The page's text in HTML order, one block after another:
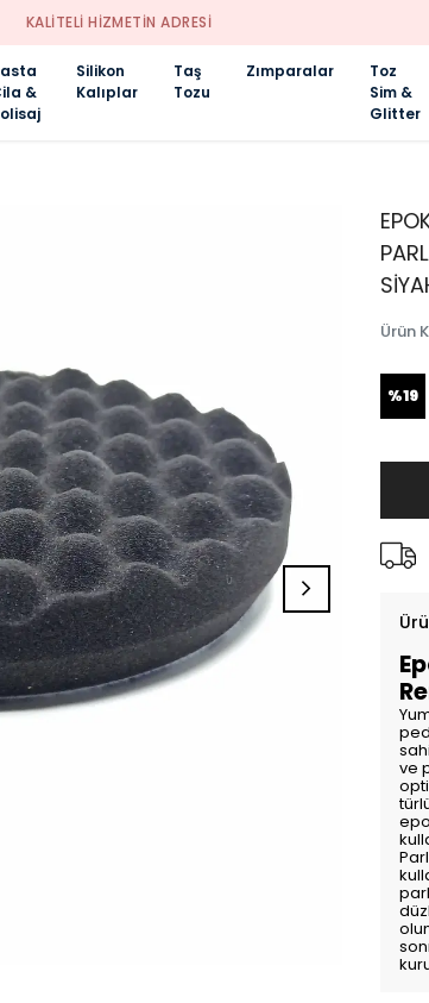
KALİTELİ HİZMETİN ADRESİ
&
Silikon
Kalıplar
Taş
Tozu
Zımparalar
Toz
Sim &
Glitter
Ürün
%19
ve